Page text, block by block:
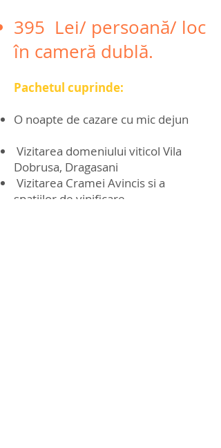
395 Lei/ persoană/ loc
în cameră dublă.
Pachetul cuprinde:
O noapte de cazare cu mic dejun
Vizitarea domeniului viticol Vila
Dobrusa, Dragasani
Vizitarea Cramei Avincis si a
spatiilor de vinificare